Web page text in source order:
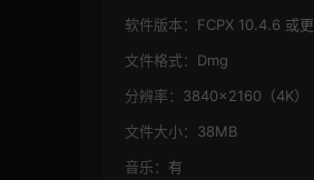
软件版本： FCPX 10.4.6 或
文件格式： Dmg
分辨率： 3840×2160（4K）
文件大小： 38MB
音乐： 有